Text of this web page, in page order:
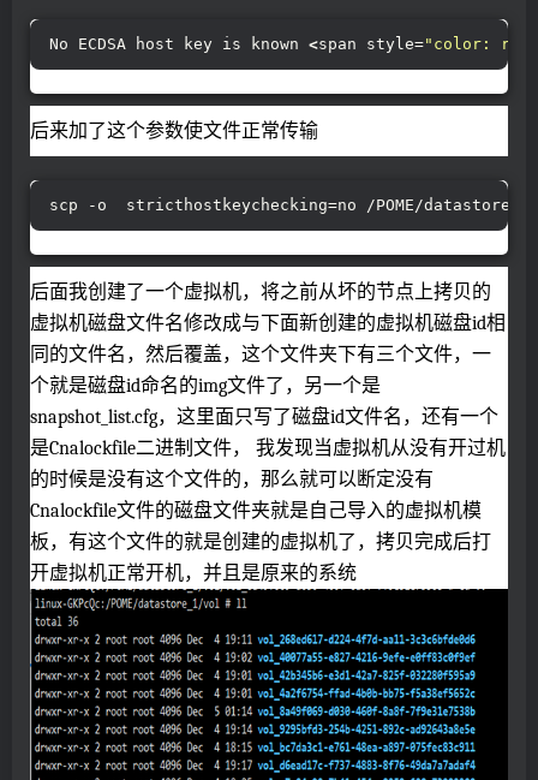
No ECDSA host key is known <span style="color:
后来加了这个参数使文件正常传输
scp -o  stricthostkeychecking=no /POME/
后面我创建了一个虚拟机，将之前从坏的节点上拷贝的
虚拟机磁盘文件名修改成与下面新创建的虚拟机磁盘id相
同的文件名，然后覆盖，这个文件夹下有三个文件，一
个就是磁盘id命名的img文件了，另一个是
snapshot_list.cfg，这里面只写了磁盘id文件名，还有一个
是Cnalockfile二进制文件， 我发现当虚拟机从没有开过机
的时候是没有这个文件的，那么就可以断定没有
Cnalockfile文件的磁盘文件夹就是自己导入的虚拟机模
板，有这个文件的就是创建的虚拟机了，拷贝完成后打
开虚拟机正常开机，并且是原来的系统